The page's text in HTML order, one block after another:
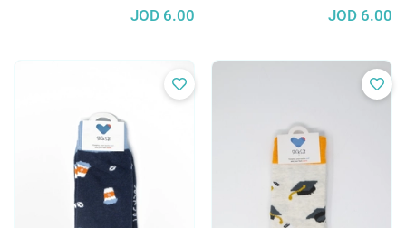
6.00
JOD
6.00
JOD